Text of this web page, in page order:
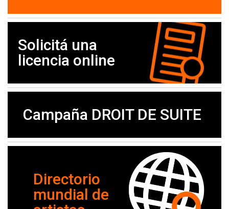
Solicitá una
licencia online
Campaña DROIT DE SUITE
Directorio
mundial de